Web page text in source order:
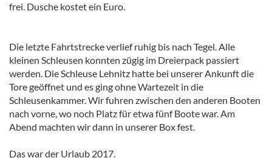
frei. Dusche kostet ein Euro.
Die letzte Fahrtstrecke verlief ruhig bis nach Tegel. Alle
kleinen Schleusen konnten zügig im Dreierpack passiert
werden. Die Schleuse Lehnitz hatte bei unserer Ankunft die
Tore geöffnet und es ging ohne Wartezeit in die
Schleusenkammer. Wir fuhren zwischen den anderen Booten
nach vorne, wo noch Platz für etwa fünf Boote war. Am
Abend machten wir dann in unserer Box fest.
Das war der Urlaub 2017.